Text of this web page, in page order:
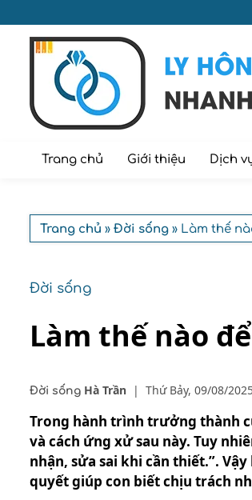
Trang chủ Giới thiệu Dịch
Trang chủ » Đời sống » Làm thế
Đời sống
Làm thế nào
Đời sống Hà Trần | Thứ Bảy, 09/08/
Trong hành trình trưởng thành
và cách ứng xử sau này. Tuy
nhận, sửa sai khi cần thiết.”.
quyết giúp con biết chịu trách